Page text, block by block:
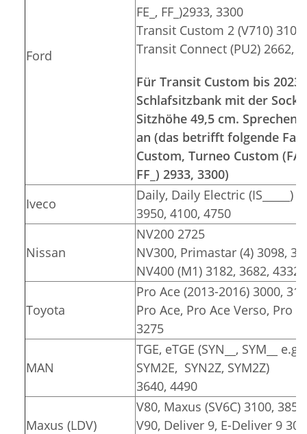
Ford
FE_, FF_)2933, 3300
Transit Custom 2 (V710)
Transit Connect (PU2) 2662,
Für Transit Custom bis
Schlafsitzbank mit der
Sitzhöhe 49,5 cm. Sprechen
an (das betrifft folgende
Custom, Turneo Custom
FF_) 2933, 3300)
Iveco
Daily, Daily Electric (IS_____)
3950, 4100, 4750
Nissan
NV200 2725
NV300, Primastar (4) 3098,
NV400 (M1) 3182, 3682, 4332
Toyota
Pro Ace (2013-2016) 3000,
Pro Ace, Pro Ace Verso, Pro
3275
MAN
TGE, eTGE (SYN__, SYM__
SYM2E, SYN2Z, SYM2Z)
3640, 4490
Maxus (LDV)
V80, Maxus (SV6C) 3100, 3850
V90, Deliver 9, E-Deliver 9